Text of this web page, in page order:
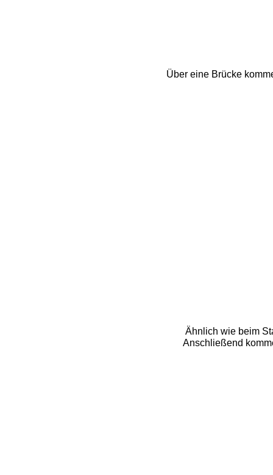
Über eine Brücke
Ähnlich wie beim
Anschließend